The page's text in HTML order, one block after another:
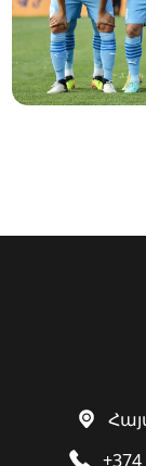
+374